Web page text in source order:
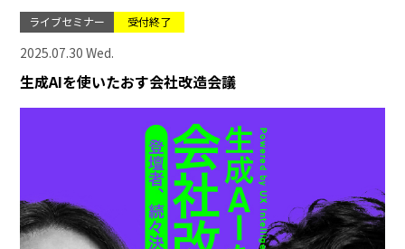
ライブセミナー 受付終了
2025.07.30 Wed.
生成AIを使いたおす会社改造会議